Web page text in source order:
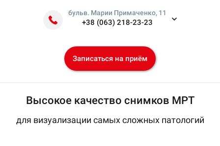
бульв. Марии Примаченко, 11
+38 (063) 218-23-23
Записаться на приём
Высокое качество снимков МРТ
для визуализации самых сложных патологий